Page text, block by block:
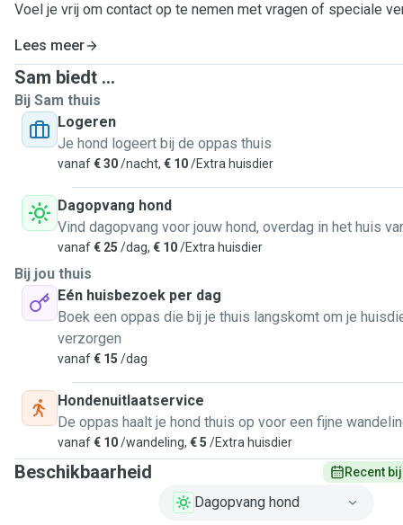
Voel je vrij om contact op te nemen met vragen of speciale
Lees meer
Sam biedt ...
Bij Sam thuis
Logeren
Je hond logeert bij de oppas thuis
vanaf€ 30/nacht, € 10/Extra huisdier
Dagopvang hond
Vind dagopvang voor jouw hond, overdag in het huis
vanaf€ 25 /dag, € 10/Extra huisdier
Bij jou thuis
Eén huisbezoek per dag
Boek een oppas die bij je thuis langskomt om je
verzorgen
vanaf€ 15 /dag
Hondenuitlaatservice
De oppas haalt je hond thuis op voor een fijne
vanaf€ 10/wandeling, € 5 /Extra huisdier
Beschikbaarheid Recent
Dagopvang hond